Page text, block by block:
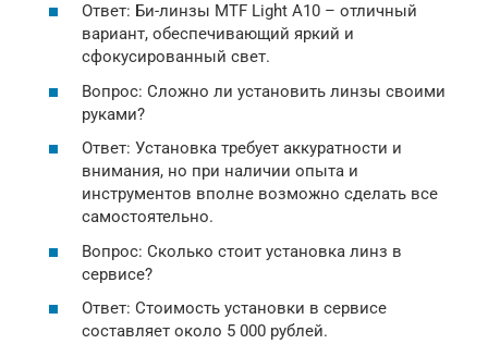
Ответ: Би-линзы MTF Light A10 – отличный
вариант, обеспечивающий яркий и
сфокусированный свет.
Вопрос: Сложно ли установить линзы своими
руками?
Ответ: Установка требует аккуратности и
внимания, но при наличии опыта и
инструментов вполне возможно сделать все
самостоятельно.
Вопрос: Сколько стоит установка линз в
сервисе?
Ответ: Стоимость установки в сервисе
составляет около 5 000 рублей.